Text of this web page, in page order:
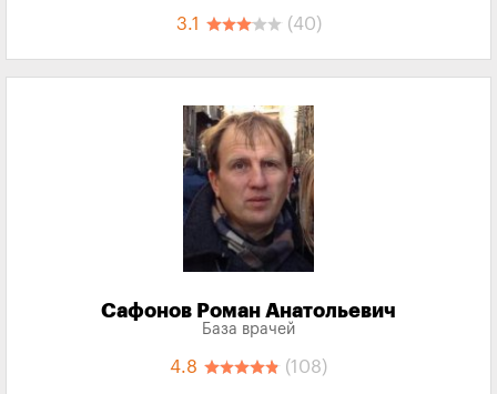
3.1 (40)
Сафонов Роман Анатольевич
База врачей
4.8 (108)